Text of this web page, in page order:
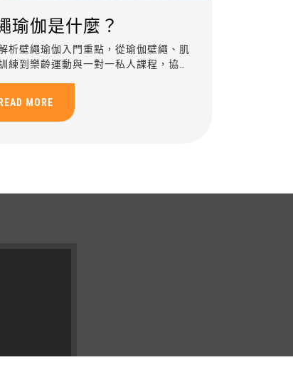
瑜伽是什麼？
析壁繩瑜伽入門重點，從瑜伽壁繩、肌
練到樂齡運動與一對一私人課程，協助
READ MORE